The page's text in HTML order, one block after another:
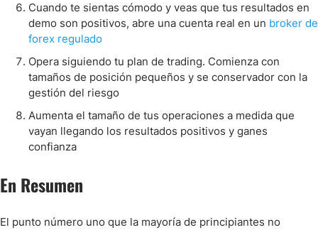
Cuando te sientas cómodo y veas que tus resultados en
demo son positivos, abre una cuenta real en un broker de
forex regulado
Opera siguiendo tu plan de trading. Comienza con
tamaños de posición pequeños y se conservador con la
gestión del riesgo
Aumenta el tamaño de tus operaciones a medida que
vayan llegando los resultados positivos y ganes
confianza
En Resumen
El punto número uno que la mayoría de principiantes no